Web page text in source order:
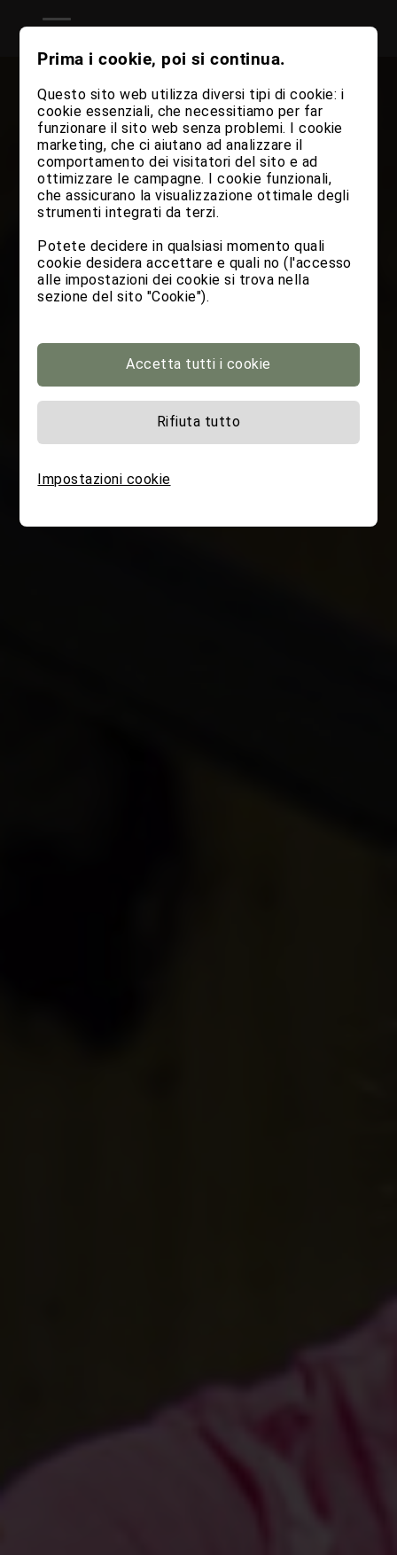
Prima i cookie, poi si continua.
Questo sito web utilizza diversi tipi di cookie: i
cookie essenziali, che necessitiamo per far
funzionare il sito web senza problemi. I cookie
marketing, che ci aiutano ad analizzare il
comportamento dei visitatori del sito e ad
ottimizzare le campagne. I cookie funzionali,
che assicurano la visualizzazione ottimale degli
strumenti integrati da terzi.
Potete decidere in qualsiasi momento quali
cookie desidera accettare e quali no (l'accesso
alle impostazioni dei cookie si trova nella
sezione del sito "Cookie").
Impostazioni cookie
Accetta tutti i cookie
Rifiuta tutto